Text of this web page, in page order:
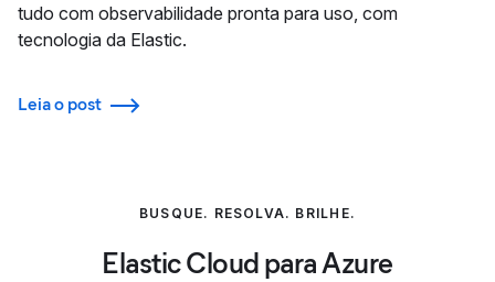
tudo com observabilidade pronta para uso, com
tecnologia da Elastic.
Leia o post
BUSQUE. RESOLVA. BRILHE.
Elastic Cloud para Azure